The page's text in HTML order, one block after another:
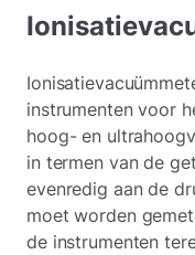
instrumenten voor
hoog- en
in termen van de
evenredig aan de
moet worden
de instrumenten